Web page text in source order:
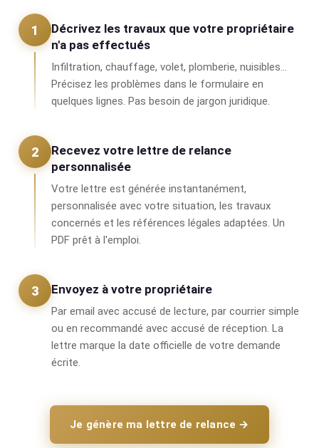
1
Décrivez les travaux que votre propriétaire
n'a pas effectués
Infiltration, chauffage, volet, plomberie, nuisibles…
Précisez les problèmes dans le formulaire en
quelques lignes. Pas besoin de jargon juridique.
2
Recevez votre lettre de relance
personnalisée
Votre lettre est générée instantanément,
personnalisée avec votre situation, les travaux
concernés et les références légales adaptées. Un
PDF prêt à l'emploi.
3 Envoyez à votre propriétaire
Par email avec accusé de lecture, par courrier simple
ou en recommandé avec accusé de réception. La
lettre marque la date officielle de votre demande
écrite.
Je génère ma lettre de relance →